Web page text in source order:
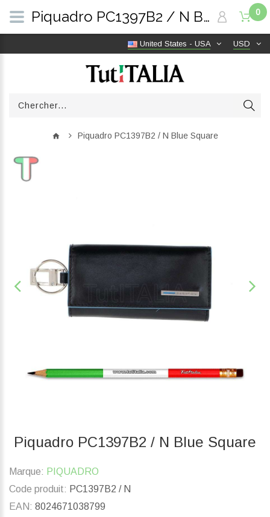
USD
United States - USA
0
Piquadro PC1397B2 / N Blue Square
Piquadro PC1397B2 / N Blue Square
Marque: PIQUADRO
Code produit: PC1397B2 / N
EAN: 8024671038799
Piquadro PC1397B2 / N Blue Square | TutITALIA